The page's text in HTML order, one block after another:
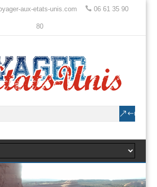
aux-etats-unis.com 06 61 35 90
80